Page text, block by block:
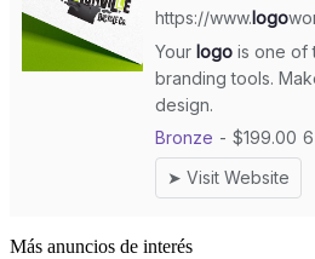
Más anuncios de interés